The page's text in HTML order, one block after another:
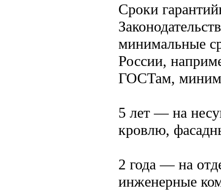
Сроки
минимальные
России,
ГОСТам,
5 лет — на
кровлю,
2 года — на
инженерные